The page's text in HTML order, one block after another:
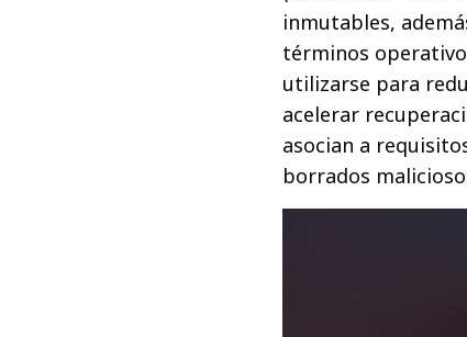
inmutables,
términos
utilizarse para
acelerar
asocian a
borrados